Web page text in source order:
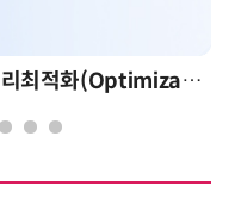
AI 시대의 의사결정을 바꾸는 수리최적화(Optimization): 실제 산업 적용 사례와 활용 전략 AI 핀옵스 실